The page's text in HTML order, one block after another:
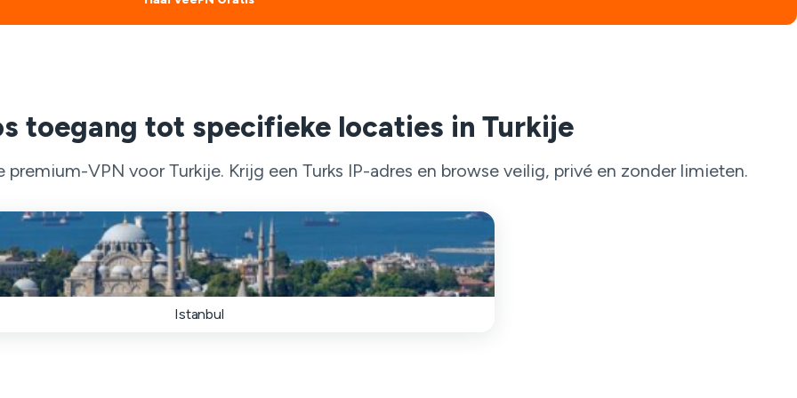
toegang tot specifieke locaties in Turkije
VPN voor Turkije. Krijg een Turks IP-adres en browse veilig, privé en zonder limieten.
Istanbul